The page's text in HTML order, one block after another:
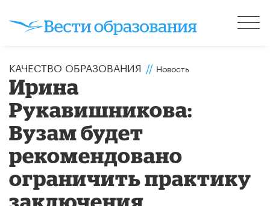
КАЧЕСТВО ОБРАЗОВАНИЯ // Новость
Ирина
Рукавишникова:
Вузам будет
рекомендовано
ограничить практику
заключения